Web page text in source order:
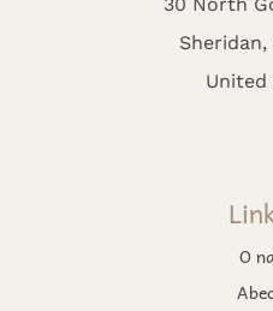
Sheridan,
O